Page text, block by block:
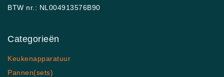
BTW nr.: NL004913576B90
Categorieën
Keukenapparatuur
Pannen(sets)